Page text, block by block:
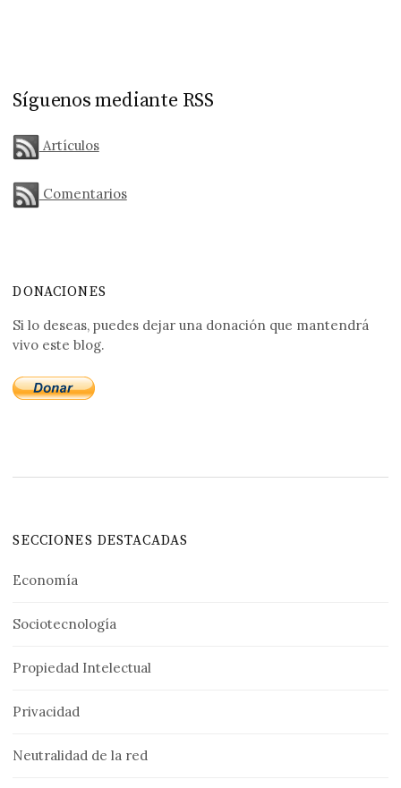
Síguenos mediante RSS
Artículos
Comentarios
DONACIONES
Si lo deseas, puedes dejar una donación que mantendrá
vivo este blog.
SECCIONES DESTACADAS
Economía
Sociotecnología
Propiedad Intelectual
Privacidad
Neutralidad de la red